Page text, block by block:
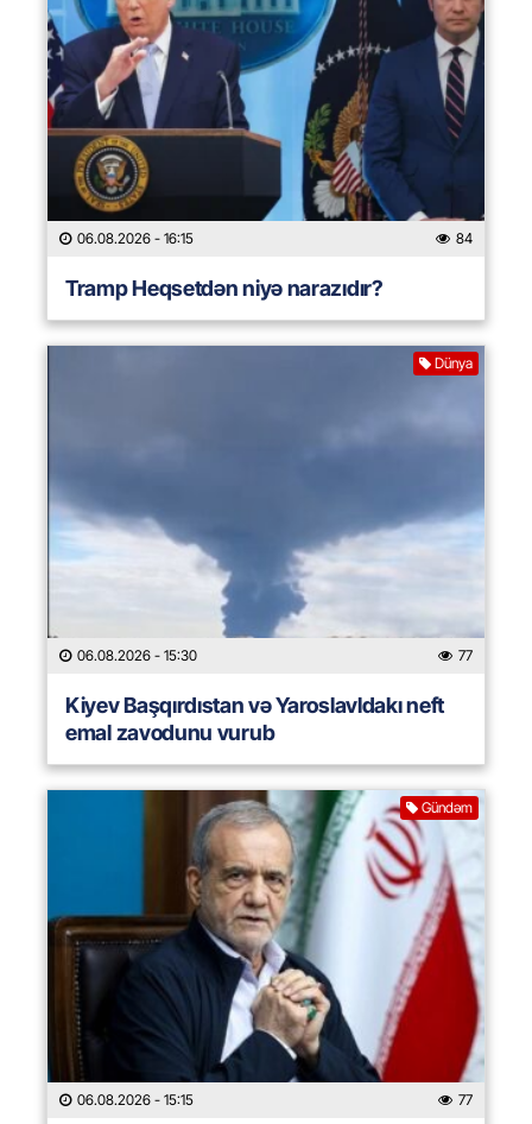
06.08.2026 - 16:15 84
Tramp Heqsetdən niyə narazıdır?
Dünya
06.08.2026 - 15:30 77
Kiyev Başqırdıstan və Yaroslavldakı neft
emal zavodunu vurub
Gündəm
06.08.2026 - 15:15 77